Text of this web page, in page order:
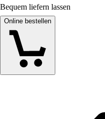
Bequem liefern lassen
Online bestellen